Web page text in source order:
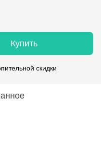
Купить
скидки